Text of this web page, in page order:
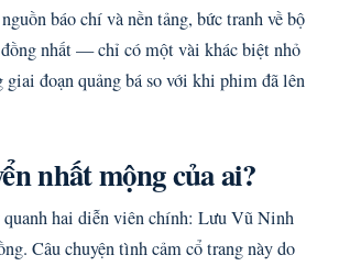
báo chí và nền tảng, bức tranh về bộ
nhất — chỉ có một vài khác biệt nhỏ
giai đoạn quảng bá so với khi phim đã lên
nhất mộng của ai?
hai diễn viên chính: Lưu Vũ Ninh
Câu chuyện tình cảm cổ trang này do